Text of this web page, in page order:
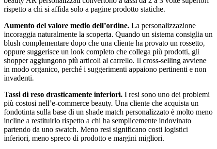
rispetto a chi si affida solo a pagine prodotto statiche.
Aumento del valore medio dell’ordine. La personalizzazione
incoraggia naturalmente la scoperta. Quando un sistema consiglia un
blush complementare dopo che una cliente ha provato un rossetto,
oppure suggerisce un look completo che collega più prodotti, gli
shopper aggiungono più articoli al carrello. Il cross-selling avviene
in modo organico, perché i suggerimenti appaiono pertinenti e non
invadenti.
Tassi di reso drasticamente inferiori. I resi sono uno dei problemi
più costosi nell’e-commerce beauty. Una cliente che acquista un
fondotinta sulla base di un shade match personalizzato è molto meno
incline a restituirlo rispetto a chi ha semplicemente indovinato
partendo da uno swatch. Meno resi significano costi logistici
inferiori, meno spreco di prodotto e margini migliori.